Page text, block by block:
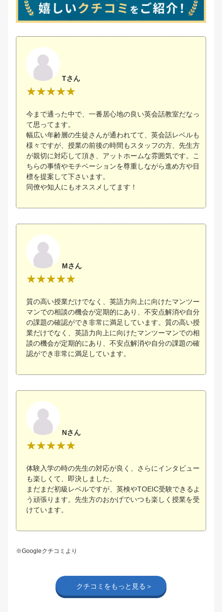
Tさん
今まで通った中で、一番居心地の良い英会話教室だなっ
て思ってます。
幅広い年齢層の生徒さんが通われてて、英会話レベルも
様々ですが、授業の前後の時間もスタッフの方、先生方
が親切に対応して頂き、アットホームな雰囲気です。こ
ちらの事情やモチベーションを尊重しながら進め方や目
標を提案して下さいます。
同僚や知人にもオススメしてます！
Mさん
質の高い授業だけでなく、英語力向上に向けたマンツー
マンでの相談の機会が定期的にあり、不安点解消や自分
の課題の確認ができ非常に満足しています。質の高い授
業だけでなく、英語力向上に向けたマンツーマンでの相
談の機会が定期的にあり、不安点解消や自分の課題の確
認ができ非常に満足しています。
Nさん
体験入学の時の先生の対応が良く、さらにインタビュー
も楽しくて、即決しました。
まだまだ初級レベルですが、英検やTOEIC受験できるよ
う頑張ります。先生方のおかげでいつも楽しく授業を受
けています。
※Googleクチコミより
クチコミをもっと見る＞